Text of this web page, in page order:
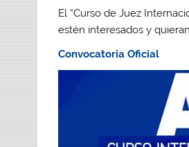
El “Curso de Juez
estén interesados y
Convocatoria Oficial